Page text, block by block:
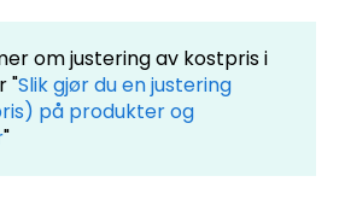
om justering av kostpris i
"Slik gjør du en justering
på produkter og
"